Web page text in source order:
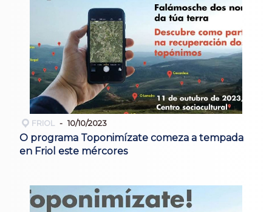
FRIOL 10/10/2023
O programa Toponimízate comeza a tempada
en Friol este mércores